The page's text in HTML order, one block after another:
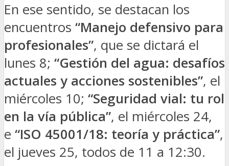
En ese sentido, se destacan los
encuentros “Manejo defensivo para
profesionales”, que se dictará el
lunes 8; “Gestión del agua: desafíos
actuales y acciones sostenibles”, el
miércoles 10; “Seguridad vial: tu rol
en la vía pública”, el miércoles 24,
e “ISO 45001/18: teoría y práctica”,
el jueves 25, todos de 11 a 12:30.